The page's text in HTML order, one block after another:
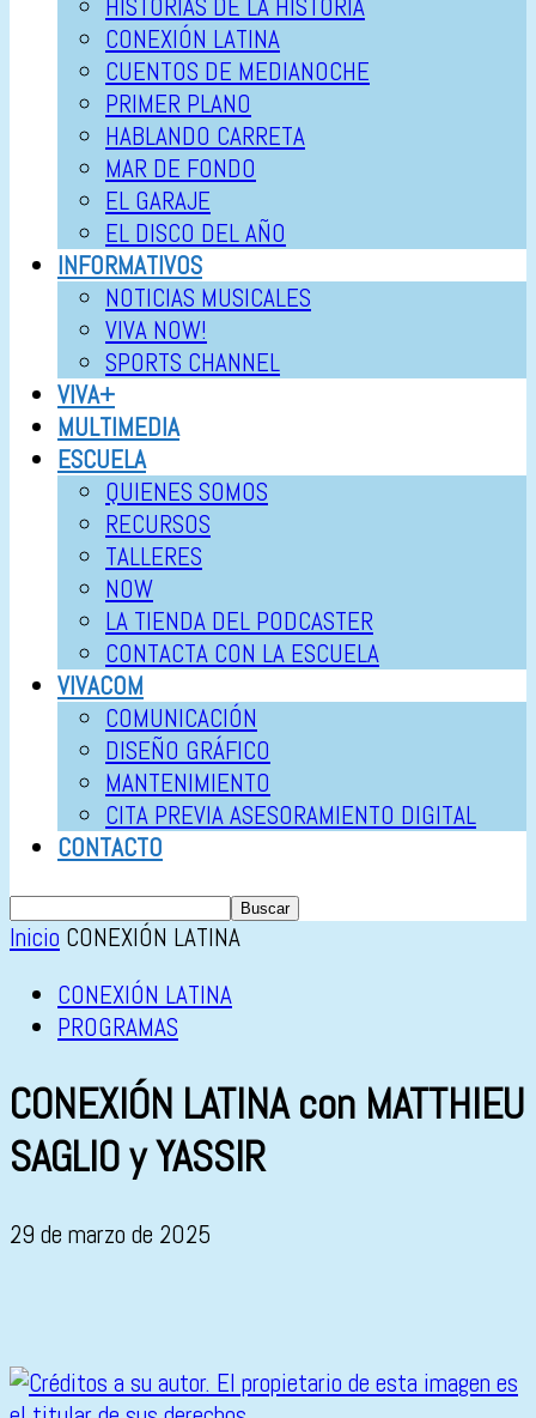
HISTORIAS DE LA HISTORIA
CONEXIÓN LATINA
CUENTOS DE MEDIANOCHE
PRIMER PLANO
HABLANDO CARRETA
MAR DE FONDO
EL GARAJE
EL DISCO DEL AÑO
INFORMATIVOS
NOTICIAS MUSICALES
VIVA NOW!
SPORTS CHANNEL
VIVA+
MULTIMEDIA
ESCUELA
QUIENES SOMOS
RECURSOS
TALLERES
NOW
LA TIENDA DEL PODCASTER
CONTACTA CON LA ESCUELA
VIVACOM
COMUNICACIÓN
DISEÑO GRÁFICO
MANTENIMIENTO
CITA PREVIA ASESORAMIENTO DIGITAL
CONTACTO
Inicio CONEXIÓN LATINA
CONEXIÓN LATINA
PROGRAMAS
CONEXIÓN LATINA con MATTHIEU
SAGLIO y YASSIR
29 de marzo de 2025